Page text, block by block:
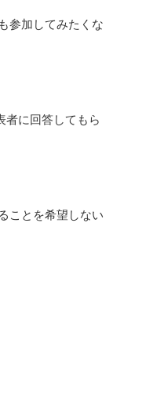
参加してみたくな
者に回答してもら
ことを希望しない